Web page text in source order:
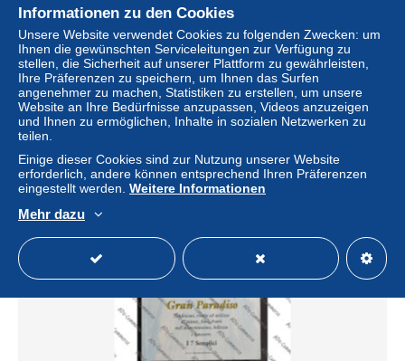
L'Arte della Distillazione Vol. I - Ed. Ars Antiqua - 2007 -
Biblioteca Int. Acquavite e Liquore di Ghemme
± 46,12 $
Status
Informationen zu den Cookies
Unsere Website verwendet Cookies zu folgenden Zwecken: um
Ihnen die gewünschten Serviceleitungen zur Verfügung zu
stellen, die Sicherheit auf unserer Plattform zu gewährleisten,
Ihre Präferenzen zu speichern, um Ihnen das Surfen
angenehmer zu machen, Statistiken zu erstellen, um unsere
Website an Ihre Bedürfnisse anzupassen, Videos anzuzeigen
und Ihnen zu ermöglichen, Inhalte in sozialen Netzwerken zu
teilen.
Einige dieser Cookies sind zur Nutzung unserer Website
erforderlich, andere können entsprechend Ihren Präferenzen
eingestellt werden. Weitere Informationen
Mehr dazu